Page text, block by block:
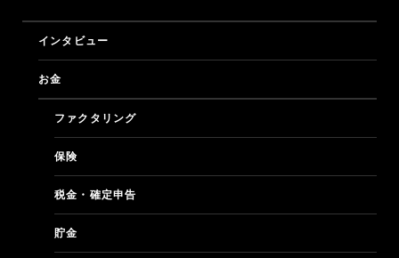
マガジン
問い合わせ
ログイン
インタビュー
お金
ファクタリング
保険
税金・確定申告
貯金